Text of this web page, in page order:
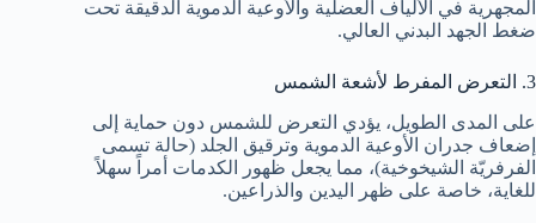
المجهرية في الألياف العضلية والأوعية الدموية الدقيقة تحت
ضغط الجهد البدني العالي.
3. التعرض المفرط لأشعة الشمس
على المدى الطويل، يؤدي التعرض للشمس دون حماية إلى
إضعاف جدران الأوعية الدموية وترقيق الجلد (حالة تسمى
الفرفريّة الشيخوخية)، مما يجعل ظهور الكدمات أمراً سهلاً
للغاية، خاصة على ظهر اليدين والذراعين.